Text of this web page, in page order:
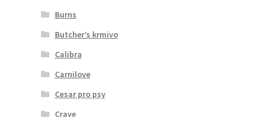
Burns
Butcher’s krmivo
Calibra
Carnilove
Cesar pro psy
Crave